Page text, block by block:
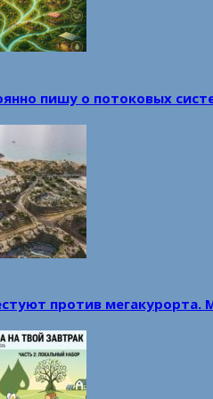
пишу о потоковых
против мегакурорта.